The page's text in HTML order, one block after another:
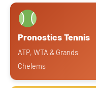
Pronostics Tennis
ATP, WTA & Grands
Chelems